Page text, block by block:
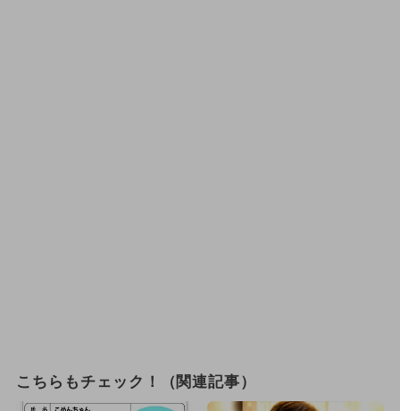
こちらもチェック！（関連記事）